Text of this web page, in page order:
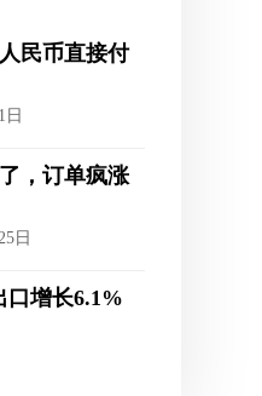
民币直接付
日
，订单疯涨
日
口增长6.1%